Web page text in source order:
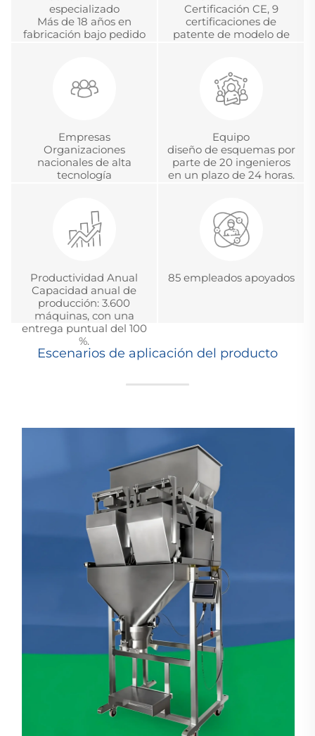
especializado
Más de 18 años en
fabricación bajo pedido
proyectos
Certificación CE, 9
certificaciones de
patente de modelo de
china.
Empresas
Organizaciones
nacionales de alta
tecnología
Equipo
diseño de esquemas por
parte de 20 ingenieros
en un plazo de 24 horas.
Productividad Anual
Capacidad anual de
producción: 3.600
máquinas, con una
entrega puntual del 100
%.
85 empleados apoyados
Escenarios de aplicación del producto